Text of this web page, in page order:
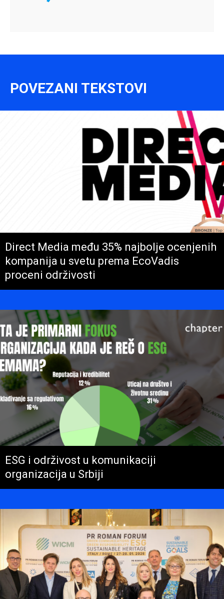
POVEZANI TEKSTOVI
Direct Media među 35% najbolje ocenjenih
kompanija u svetu prema EcoVadis
proceni održivosti
ESG i održivost u komunikaciji
organizacija u Srbiji